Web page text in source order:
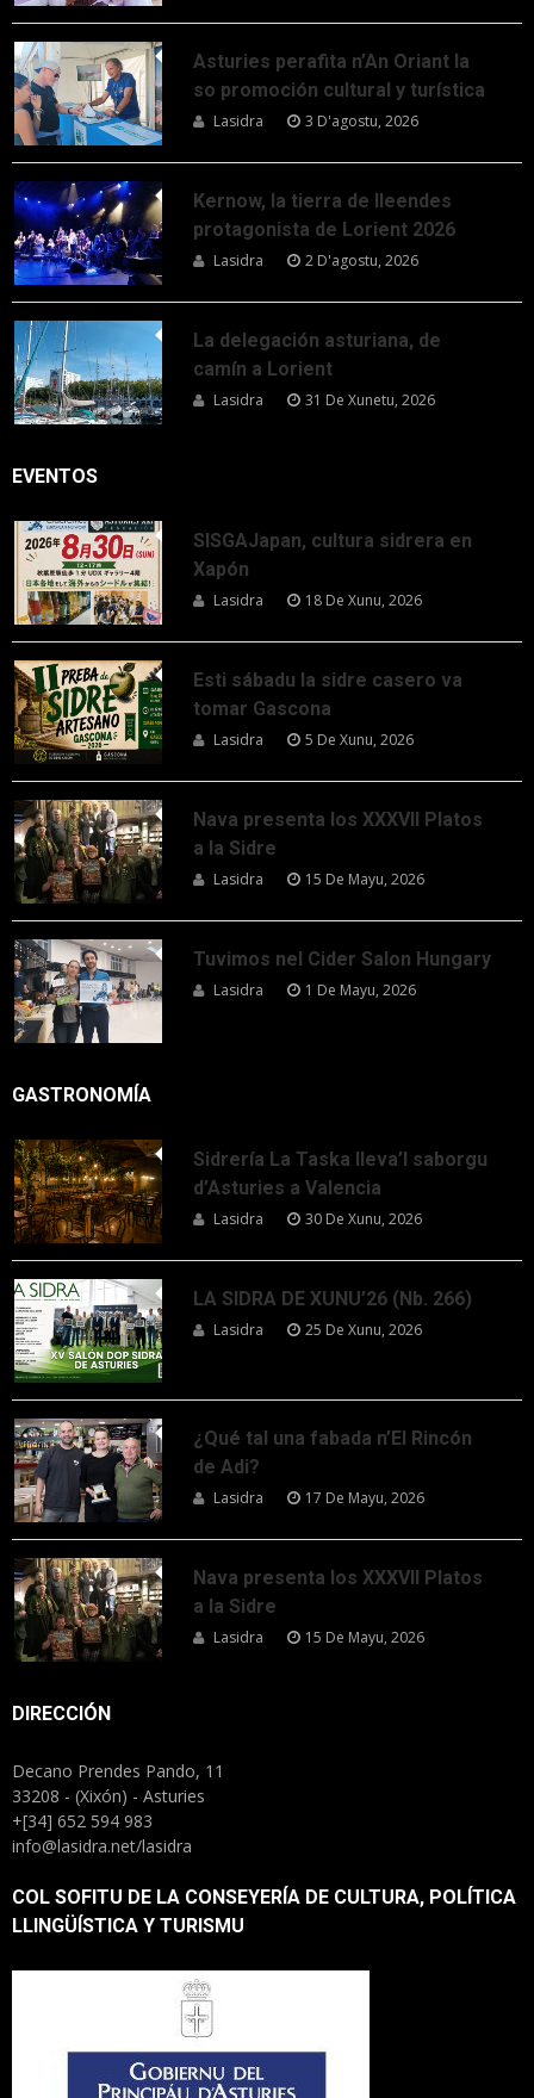
Asturies perafita n’An Oriant la
so promoción cultural y turística
Lasidra 3 D'agostu, 2026
Kernow, la tierra de lleendes
protagonista de Lorient 2026
Lasidra 2 D'agostu, 2026
La delegación asturiana, de
camín a Lorient
Lasidra 31 De Xunetu, 2026
EVENTOS
SISGAJapan, cultura sidrera en
Xapón
Lasidra 18 De Xunu, 2026
Esti sábadu la sidre casero va
tomar Gascona
Lasidra 5 De Xunu, 2026
Nava presenta los XXXVII Platos
a la Sidre
Lasidra 15 De Mayu, 2026
Tuvimos nel Cider Salon Hungary
Lasidra 1 De Mayu, 2026
GASTRONOMÍA
Sidrería La Taska lleva’l saborgu
d’Asturies a Valencia
Lasidra 30 De Xunu, 2026
LA SIDRA DE XUNU’26 (Nb. 266)
Lasidra 25 De Xunu, 2026
¿Qué tal una fabada n’El Rincón
de Adi?
Lasidra 17 De Mayu, 2026
Nava presenta los XXXVII Platos
a la Sidre
Lasidra 15 De Mayu, 2026
DIRECCIÓN
Decano Prendes Pando, 11
33208 - (Xixón) - Asturies
+[34] 652 594 983
info@lasidra.net/lasidra
COL SOFITU DE LA CONSEYERÍA DE CULTURA, POLÍTICA
LLINGÜÍSTICA Y TURISMU